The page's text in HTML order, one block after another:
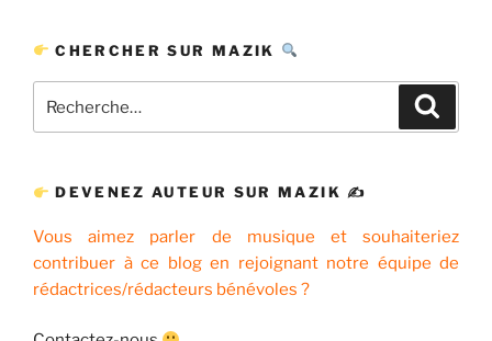
CHERCHER SUR MAZIK
pour
DEVENEZ AUTEUR SUR MAZIK ✍
Vous aimez parler de musique et souhaiteriez
contribuer à ce blog en rejoignant notre équipe de
rédactrices/rédacteurs bénévoles ?